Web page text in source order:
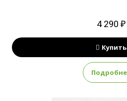
4 290 ₽
Купить